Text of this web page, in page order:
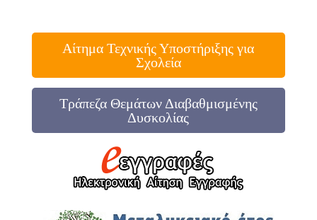
Αίτημα Τεχνικής Υποστήριξης για
Σχολεία
Τράπεζα Θεμάτων Διαβαθμισμένης
Δυσκολίας